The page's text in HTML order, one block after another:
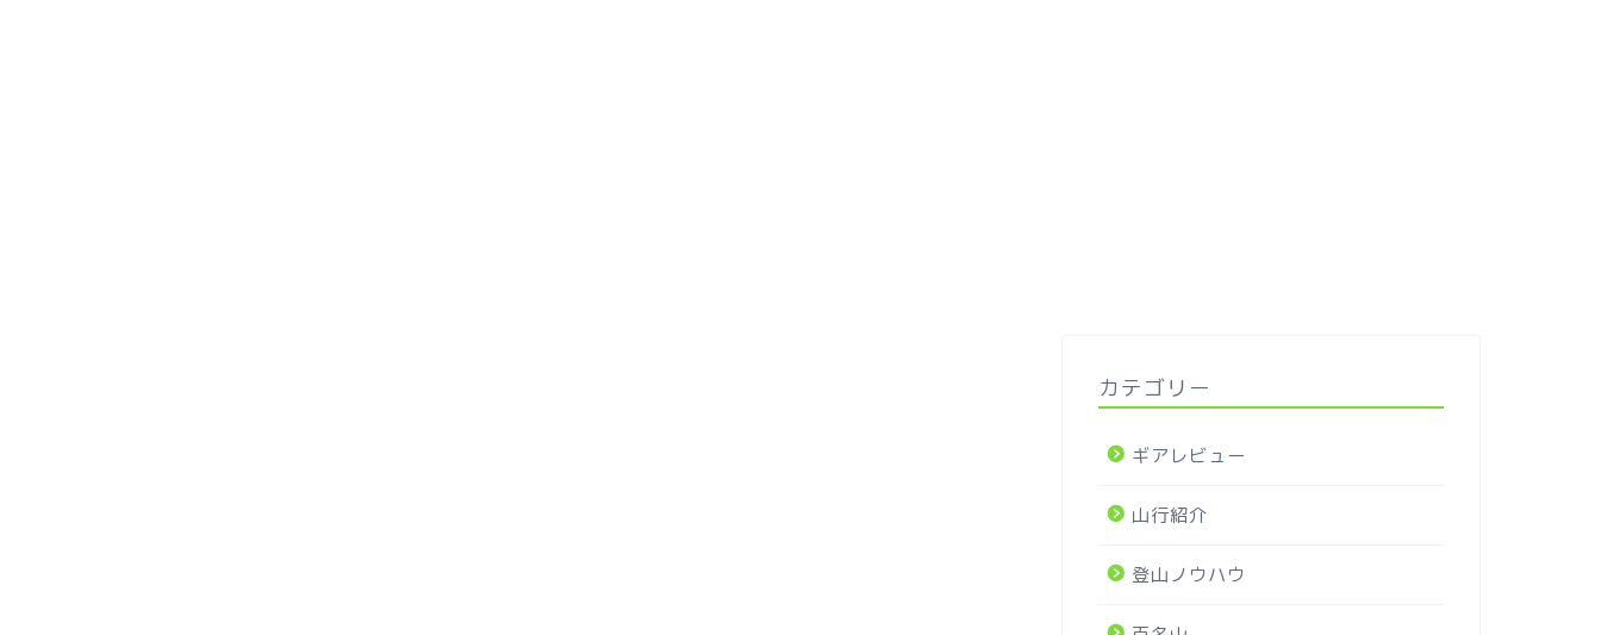
カテゴリー
ギアレビュー
山行紹介
登山ノウハウ